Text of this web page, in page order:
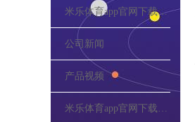
米乐体育app官网下载的介绍
公司新闻
产品视频
米乐体育app官网下载的公告